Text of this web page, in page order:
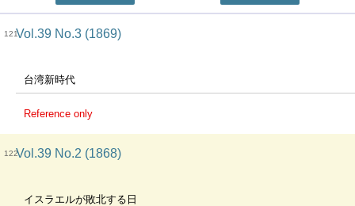
121Vol.39 No.3 (1869)
台湾新時代
Reference only
122Vol.39 No.2 (1868)
イスラエルが敗北する日